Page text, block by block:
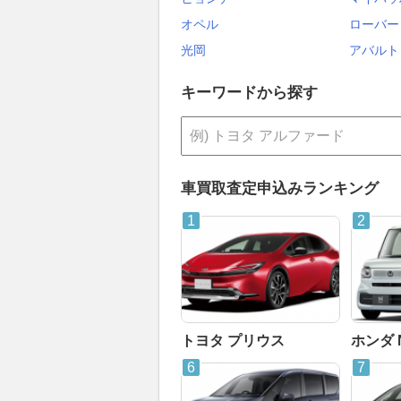
オペル
ローバー
光岡
アバルト
キーワードから探す
車買取査定申込みランキング
トヨタ プリウス ホンダ